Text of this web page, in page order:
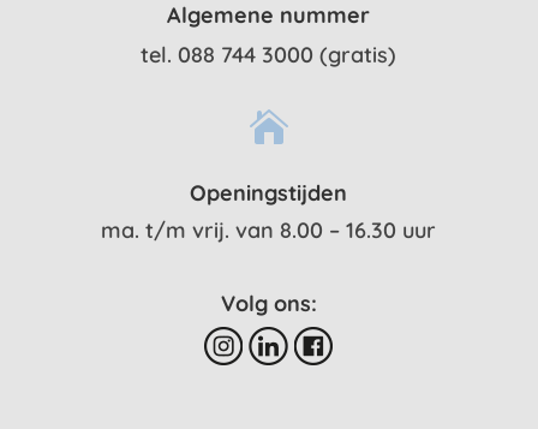
Algemene nummer
tel. 088 744 3000 (gratis)

Openingstijden
ma. t/m vrij. van 8.00 – 16.30 uur
Volg ons: